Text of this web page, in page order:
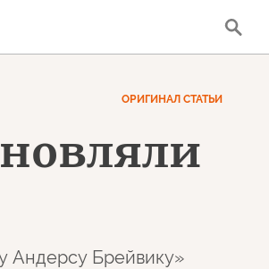
ОРИГИНАЛ СТАТЬИ
Андерсу Брейвику»